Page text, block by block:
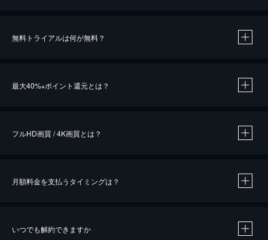
無料トライアルは何が無料？
最大40%※ポイント還元とは？
※40％ポイント還元の対象は、クレジットカード決済による作品の購入 / レンタルです。
フルHD画質 / 4K画質とは？
月額料金を支払うタイミングは？
いつでも解約できますか